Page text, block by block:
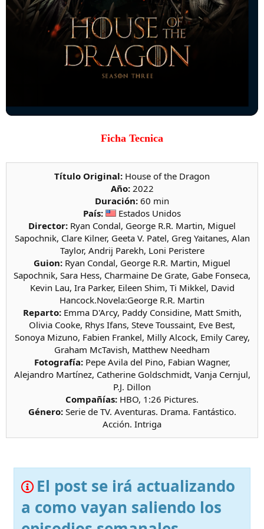
Ficha Tecnica
Título Original: House of the Dragon
Año:2022
Duración: 60 min
País:
Estados Unidos
Director: Ryan Condal, George R.R. Martin, Miguel
Sapochnik, Clare Kilner, Geeta V. Patel, Greg Yaitanes, Alan
Taylor, Andrij Parekh, Loni Peristere
Guion: Ryan Condal, George R.R. Martin, Miguel
Sapochnik, Sara Hess, Charmaine De Grate, Gabe Fonseca,
Kevin Lau, Ira Parker, Eileen Shim, Ti Mikkel, David
Hancock.Novela:George R.R. Martin
Reparto:Emma D'Arcy, Paddy Considine, Matt Smith,
Olivia Cooke, Rhys Ifans, Steve Toussaint, Eve Best,
Sonoya Mizuno, Fabien Frankel, Milly Alcock, Emily Carey,
Graham McTavish, Matthew Needham
Fotografía:Pepe Avila del Pino, Fabian Wagner,
Alejandro Martínez, Catherine Goldschmidt, Vanja Cernjul,
P.J. Dillon
Compañías: HBO, 1:26 Pictures.
Género:Serie de TV. Aventuras. Drama. Fantástico.
Acción. Intriga
El post se irá actualizando
a como vayan saliendo los